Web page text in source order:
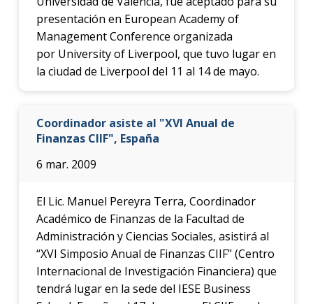
presentación en European Academy of
Management Conference organizada
por University of Liverpool, que tuvo lugar en
la ciudad de Liverpool del 11 al 14 de mayo.
Coordinador asiste al "XVI Anual de
Finanzas CIIF", España
6 mar. 2009
El Lic. Manuel Pereyra Terra, Coordinador
Académico de Finanzas de la Facultad de
Administración y Ciencias Sociales, asistirá al
“XVI Simposio Anual de Finanzas CIIF” (Centro
Internacional de Investigación Financiera) que
tendrá lugar en la sede del IESE Business